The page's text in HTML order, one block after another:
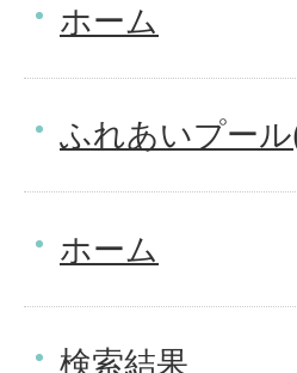
ホーム
ふれあいプー
ホーム
検索結果